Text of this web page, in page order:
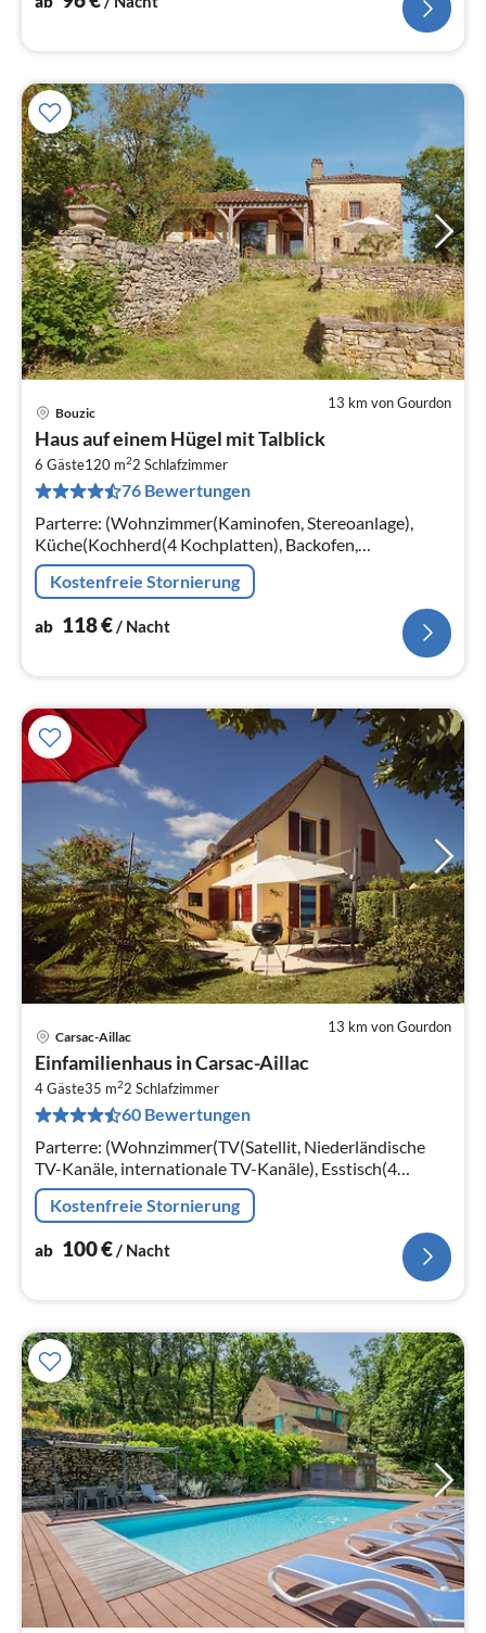
13 km von Gourdon
Bouzic
Haus auf einem Hügel mit Talblick
6 Gäste120 m22 Schlafzimmer
76 Bewertungen
Parterre: (Wohnzimmer(Kaminofen, Stereoanlage),
Küche(Kochherd(4 Kochplatten), Backofen,
Spülmaschine, Kühl-/Gefrierkombination),
Schlafzimmer(Doppelbett(180 x 200 cm))
Kostenfreie Stornierung
ab 118€/ Nacht
13 km von Gourdon
Carsac-Aillac
Einfamilienhaus in Carsac-Aillac
4 Gäste35 m22 Schlafzimmer
60 Bewertungen
Parterre: (Wohnzimmer(TV(Satellit, Niederländische
TV-Kanäle, internationale TV-Kanäle), Esstisch(4
Personen), Sitzecke, DVD-Spieler)
Kostenfreie Stornierung
ab 100€/ Nacht